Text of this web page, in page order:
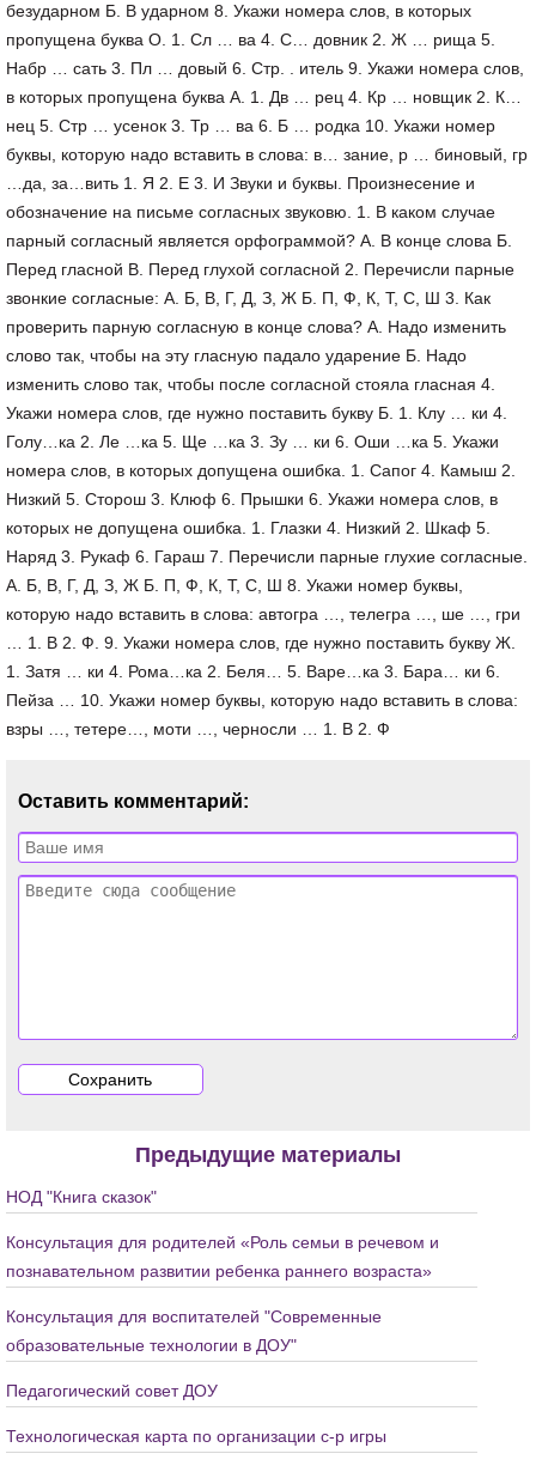
безударном Б. В ударном 8. Укажи номера слов, в которых
пропущена буква О. 1. Сл … ва 4. С… довник 2. Ж … рища 5.
Набр … сать 3. Пл … довый 6. Стр. . итель 9. Укажи номера слов,
в которых пропущена буква А. 1. Дв … рец 4. Кр … новщик 2. К…
нец 5. Стр … усенок 3. Тр … ва 6. Б … родка 10. Укажи номер
буквы, которую надо вставить в слова: в… зание, р … биновый, гр
…да, за…вить 1. Я 2. Е 3. И Звуки и буквы. Произнесение и
обозначение на письме согласных звуковю. 1. В каком случае
парный согласный является орфограммой? А. В конце слова Б.
Перед гласной В. Перед глухой согласной 2. Перечисли парные
звонкие согласные: А. Б, В, Г, Д, З, Ж Б. П, Ф, К, Т, С, Ш 3. Как
проверить парную согласную в конце слова? А. Надо изменить
слово так, чтобы на эту гласную падало ударение Б. Надо
изменить слово так, чтобы после согласной стояла гласная 4.
Укажи номера слов, где нужно поставить букву Б. 1. Клу … ки 4.
Голу…ка 2. Ле …ка 5. Ще …ка 3. Зу … ки 6. Оши …ка 5. Укажи
номера слов, в которых допущена ошибка. 1. Сапог 4. Камыш 2.
Низкий 5. Сторош 3. Клюф 6. Прышки 6. Укажи номера слов, в
которых не допущена ошибка. 1. Глазки 4. Низкий 2. Шкаф 5.
Наряд 3. Рукаф 6. Гараш 7. Перечисли парные глухие согласные.
А. Б, В, Г, Д, З, Ж Б. П, Ф, К, Т, С, Ш 8. Укажи номер буквы,
которую надо вставить в слова: автогра …, телегра …, ше …, гри
… 1. В 2. Ф. 9. Укажи номера слов, где нужно поставить букву Ж.
1. Затя … ки 4. Рома…ка 2. Беля… 5. Варе…ка 3. Бара… ки 6.
Пейза … 10. Укажи номер буквы, которую надо вставить в слова:
взры …, тетере…, моти …, черносли … 1. В 2. Ф
Оставить комментарий:
Предыдущие материалы
НОД "Книга сказок"
Консультация для родителей «Роль семьи в речевом и
познавательном развитии ребенка раннего возраста»
Консультация для воспитателей "Современные
образовательные технологии в ДОУ"
Педагогический совет ДОУ
Технологическая карта по организации с-р игры